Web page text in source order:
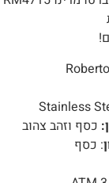
כסף וזהב צהוב
: כסף